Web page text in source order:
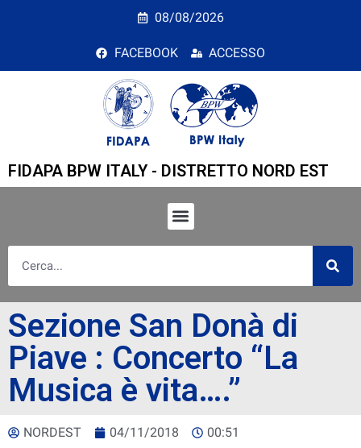
Sezione San Donà di
08/08/2026
FACEBOOK ACCESSO
FIDAPA BPW ITALY - DISTRETTO NORD EST
Sezione San Donà di
Piave : Concerto “La
Musica è vita….”
NORDEST 04/11/2018 00:51